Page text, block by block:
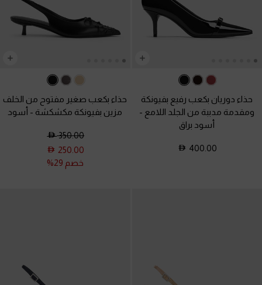
حذاء دوريان بكعب رفيع بفيونكة
ومقدمة مدببة من الجلد اللامع -
أسود براق
400.00
حذاء بكعب صغير مفتوح من الخلف
مزين بفيونكة مكشكشة - أسود
350.00
250.00
خصم 29%